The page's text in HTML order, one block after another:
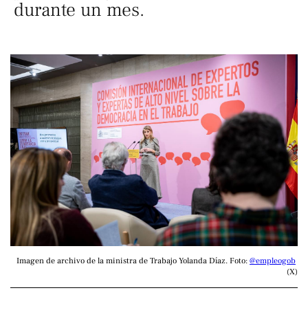
durante un mes.
Imagen de archivo de la ministra de Trabajo Yolanda Díaz. Foto: @empleogob
(X)